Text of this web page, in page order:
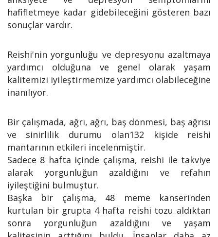
hafifletmeye kadar gidebileceğini gösteren bazı
sonuçlar vardır.
Reishi'nin yorgunluğu ve depresyonu azaltmaya
yardımcı olduğuna ve genel olarak yaşam
kalitemizi iyileştirmemize yardımcı olabileceğine
inanılıyor.
Bir çalışmada, ağrı, ağrı, baş dönmesi, baş ağrısı
ve sinirlilik durumu olan132 kişide reishi
mantarının etkileri incelenmiştir.
Sadece 8 hafta içinde çalışma, reishi ile takviye
alarak yorgunluğun azaldığını ve refahın
iyileştiğini bulmuştur.
Başka bir çalışma, 48 meme kanserinden
kurtulan bir grupta 4 hafta reishi tozu aldıktan
sonra yorgunluğun azaldığını ve yaşam